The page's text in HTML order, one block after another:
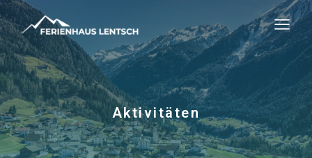
Aktivitäten